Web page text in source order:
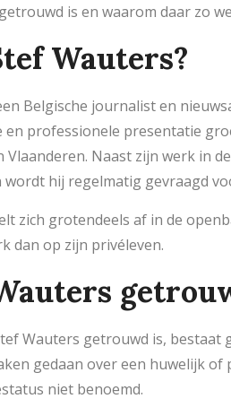
is en waarom daar zo
Wauters?
Belgische journalist en
professionele presentatie
Vlaanderen. Naast zijn werk in
wordt hij regelmatig gevraagd
zich grotendeels af in de
dan op zijn privéleven.
Wauters getrouwd is,
gedaan over een huwelijk
niet benoemd.